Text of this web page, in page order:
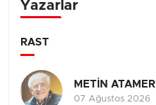
Yazarlar
RAST
METİN ATAMER
07 Ağustos 2026